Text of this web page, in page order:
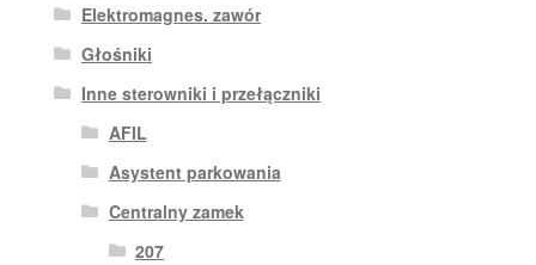
Elektromagnes. zawór
Głośniki
Inne sterowniki i przełączniki
AFIL
Asystent parkowania
Centralny zamek
207